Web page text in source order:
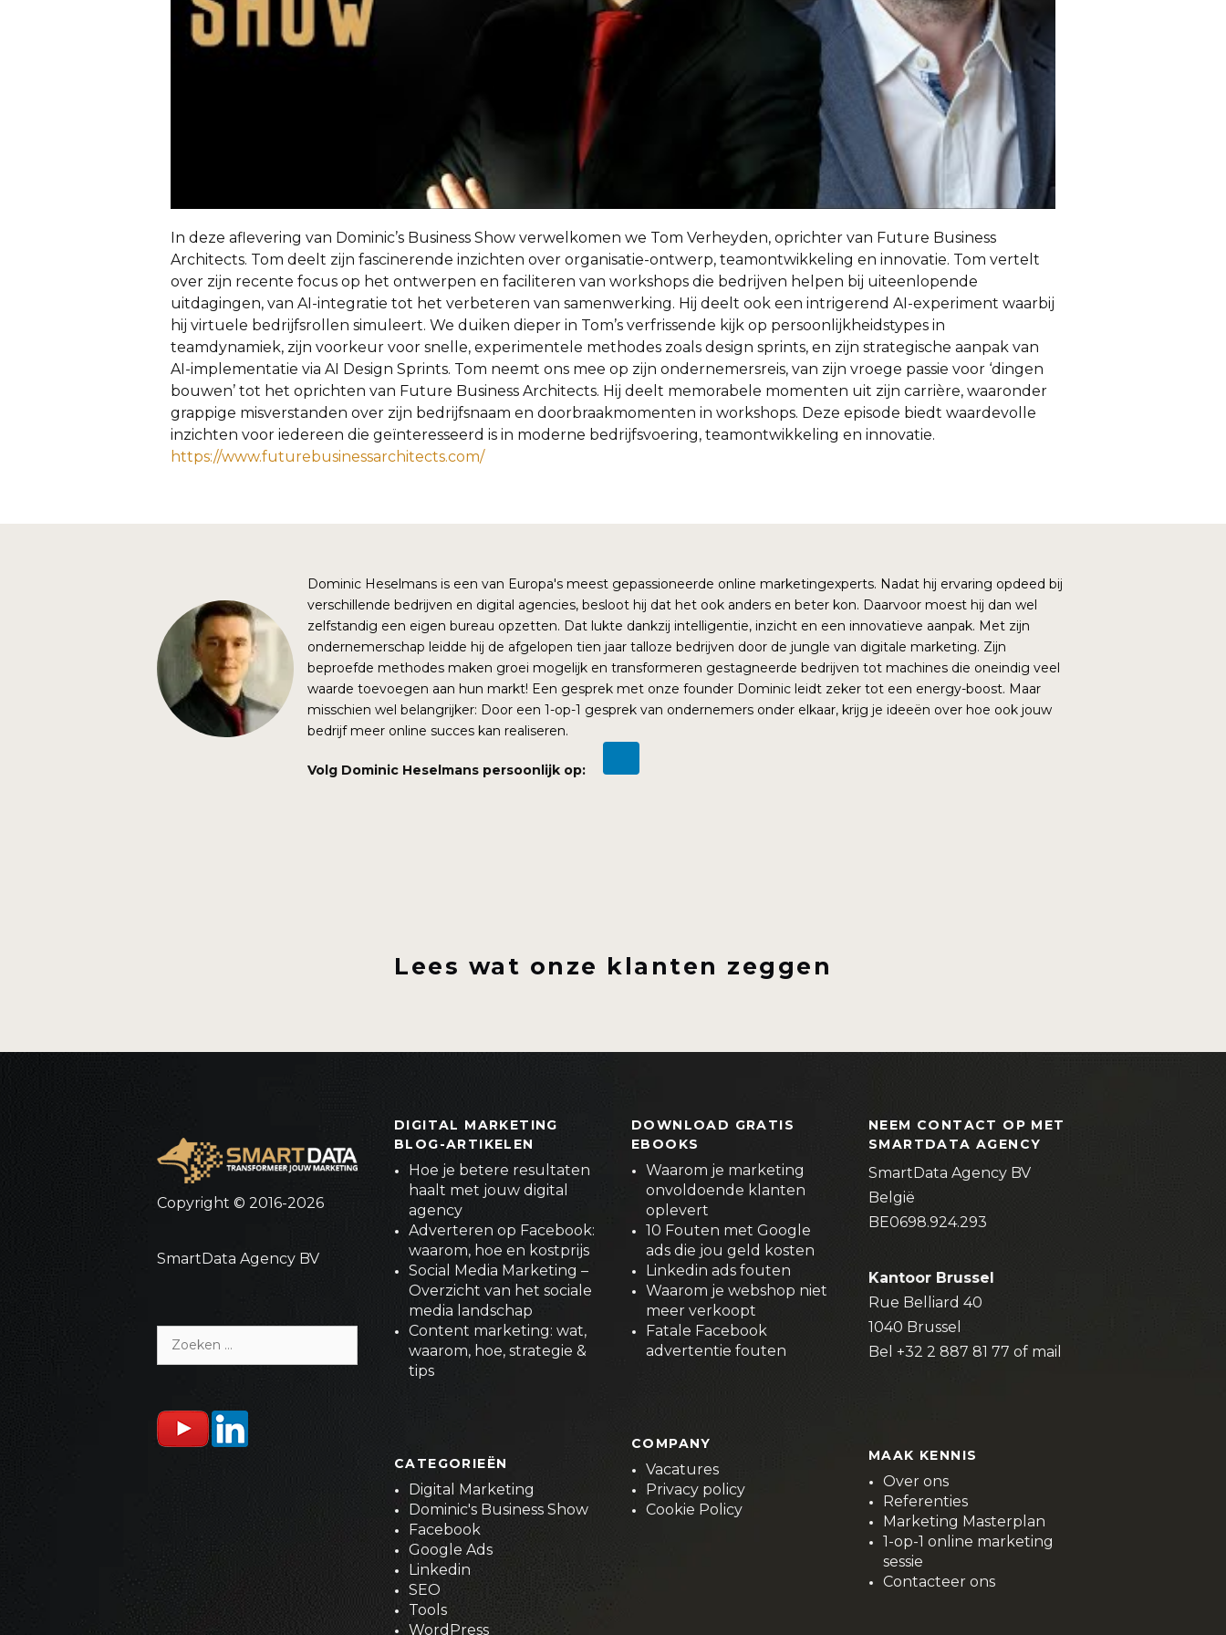
In deze aflevering van Dominic’s Business Show verwelkomen we Tom Verheyden, oprichter van Future Business
Architects. Tom deelt zijn fascinerende inzichten over organisatie-ontwerp, teamontwikkeling en innovatie. Tom vertelt
over zijn recente focus op het ontwerpen en faciliteren van workshops die bedrijven helpen bij uiteenlopende
uitdagingen, van AI-integratie tot het verbeteren van samenwerking. Hij deelt ook een intrigerend AI-experiment waarbij
hij virtuele bedrijfsrollen simuleert. We duiken dieper in Tom’s verfrissende kijk op persoonlijkheidstypes in
teamdynamiek, zijn voorkeur voor snelle, experimentele methodes zoals design sprints, en zijn strategische aanpak van
AI-implementatie via AI Design Sprints. Tom neemt ons mee op zijn ondernemersreis, van zijn vroege passie voor ‘dingen
bouwen’ tot het oprichten van Future Business Architects. Hij deelt memorabele momenten uit zijn carrière, waaronder
grappige misverstanden over zijn bedrijfsnaam en doorbraakmomenten in workshops. Deze episode biedt waardevolle
inzichten voor iedereen die geïnteresseerd is in moderne bedrijfsvoering, teamontwikkeling en innovatie.
https://www.futurebusinessarchitects.com/
Dominic Heselmans is een van Europa's meest gepassioneerde online marketingexperts. Nadat hij ervaring opdeed bij
verschillende bedrijven en digital agencies, besloot hij dat het ook anders en beter kon. Daarvoor moest hij dan wel
zelfstandig een eigen bureau opzetten. Dat lukte dankzij intelligentie, inzicht en een innovatieve aanpak. Met zijn
ondernemerschap leidde hij de afgelopen tien jaar talloze bedrijven door de jungle van digitale marketing. Zijn
beproefde methodes maken groei mogelijk en transformeren gestagneerde bedrijven tot machines die oneindig veel
waarde toevoegen aan hun markt! Een gesprek met onze founder Dominic leidt zeker tot een energy-boost. Maar
misschien wel belangrijker: Door een 1-op-1 gesprek van ondernemers onder elkaar, krijg je ideeën over hoe ook jouw
bedrijf meer online succes kan realiseren.
Volg Dominic Heselmans persoonlijk op:
Lees wat onze klanten zeggen
Copyright © 2016-2026
SmartData Agency BV
DIGITAL MARKETING
BLOG-ARTIKELEN
Hoe je betere resultaten
haalt met jouw digital
agency
Adverteren op Facebook:
waarom, hoe en kostprijs
Social Media Marketing –
Overzicht van het sociale
media landschap
Content marketing: wat,
waarom, hoe, strategie &
tips
CATEGORIEËN
Digital Marketing
Dominic's Business Show
Facebook
Google Ads
Linkedin
SEO
Tools
WordPress
DOWNLOAD GRATIS
EBOOKS
Waarom je marketing
onvoldoende klanten
oplevert
10 Fouten met Google
ads die jou geld kosten
Linkedin ads fouten
Waarom je webshop niet
meer verkoopt
Fatale Facebook
advertentie fouten
COMPANY
Vacatures
Privacy policy
Cookie Policy
NEEM CONTACT OP MET
SMARTDATA AGENCY
SmartData Agency BV
België
BE0698.924.293
Kantoor Brussel
Rue Belliard 40
1040 Brussel
Bel +32 2 887 81 77 of mail
MAAK KENNIS
Over ons
Referenties
Marketing Masterplan
1-op-1 online marketing
sessie
Contacteer ons